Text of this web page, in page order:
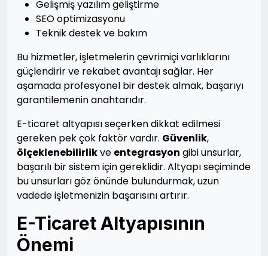
Gelişmiş yazılım geliştirme
SEO optimizasyonu
Teknik destek ve bakım
Bu hizmetler, işletmelerin çevrimiçi varlıklarını
güçlendirir ve rekabet avantajı sağlar. Her
aşamada profesyonel bir destek almak, başarıyı
garantilemenin anahtarıdır.
E-ticaret altyapısı seçerken dikkat edilmesi
gereken pek çok faktör vardır. Güvenlik,
ölçeklenebilirlikve entegrasyon gibi unsurlar,
başarılı bir sistem için gereklidir. Altyapı seçiminde
bu unsurları göz önünde bulundurmak, uzun
vadede işletmenizin başarısını artırır.
E-Ticaret Altyapısının
Önemi